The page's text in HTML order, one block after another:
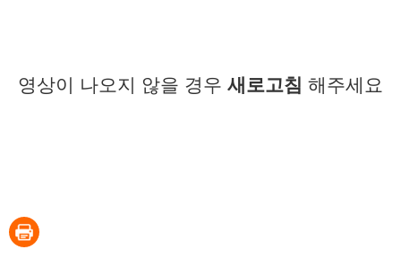
영상이 나오지 않을 경우 새로고침 해주세요